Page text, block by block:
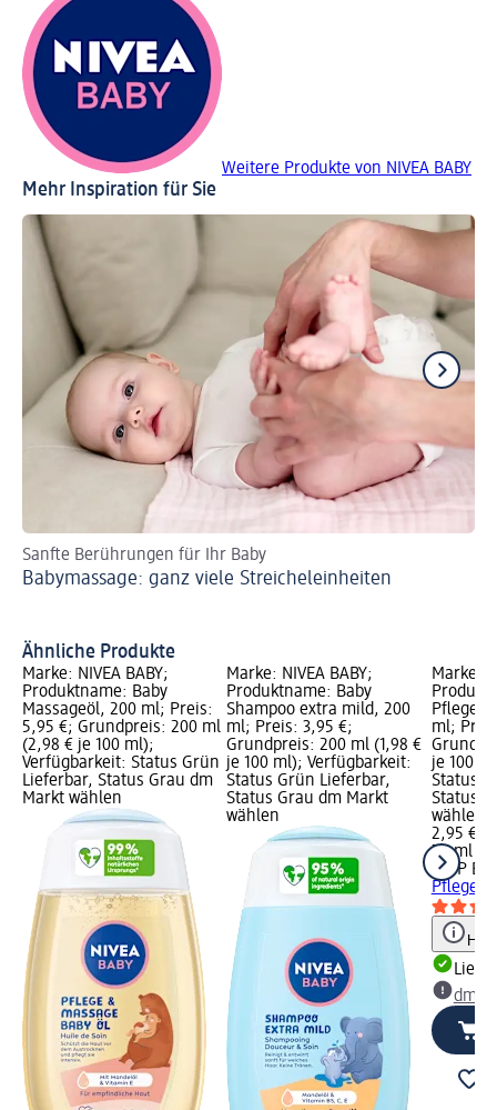
Weitere Produkte von NIVEA BABY
Mehr Inspiration für Sie
Sanfte Berührungen für Ihr Baby
Babymassage: ganz viele Streicheleinheiten
Ähnliche Produkte
Marke: NIVEA BABY;
Produktname: Baby
Massageöl, 200 ml; Preis:
5,95 €; Grundpreis: 200 ml
(2,98 € je 100 ml);
Verfügbarkeit: Status Grün
Lieferbar, Status Grau dm
Markt wählen
Marke: NIVEA BABY;
Produktname: Baby
Shampoo extra mild, 200
ml; Preis: 3,95 €;
Grundpreis: 200 ml (1,98 €
je 100 ml); Verfügbarkeit:
Status Grün Lieferbar,
Status Grau dm Markt
wählen
Marke:
ml;
je 100
Status
Status
wählen
2,95 €
75 ml
HiPP
dm